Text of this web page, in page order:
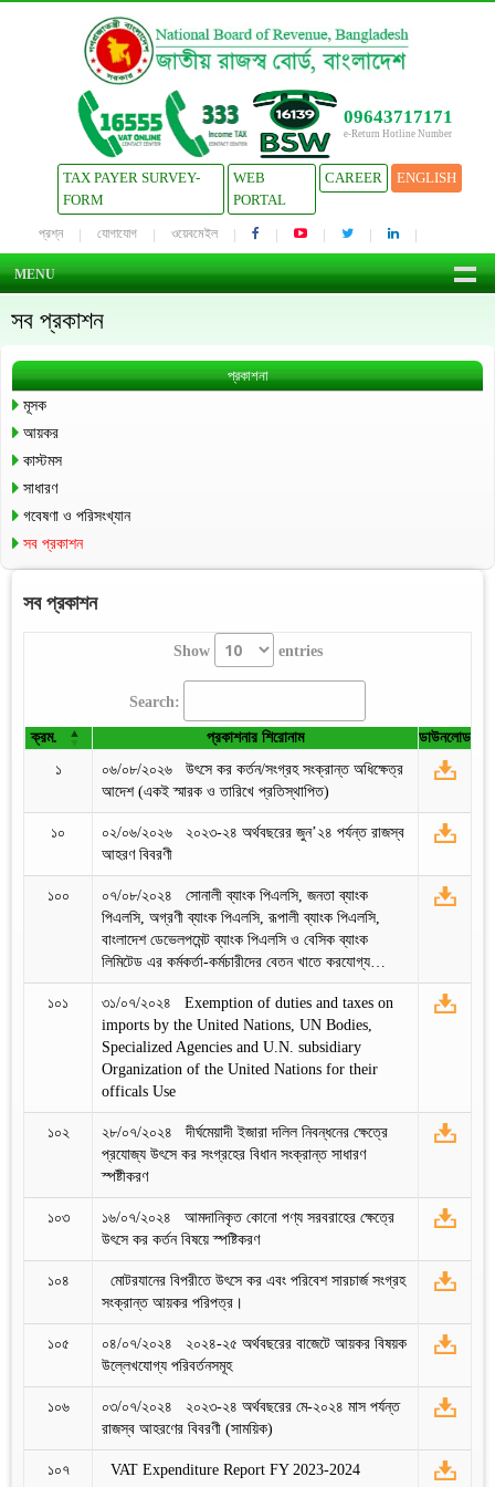
09643717171
e-Return Hotline Number
TAX PAYER SURVEY-
FORM
WEB
PORTAL
CAREER ENGLISH
প্রশ্ন যোগাযোগ ওয়েবমেইল
MENU
সব প্রকাশন
প্রকাশনা
মূসক
আয়কর
কাস্টমস
সাধারণ
গবেষণা ও পরিসংখ্যান
সব প্রকাশন
সব প্রকাশন
Show entries
Search:
ক্রম. প্রকাশনার শিরোনাম
ডাউনলোড
১
০৬/০৮/২০২৬ উৎসে কর কর্তন/সংগ্রহ সংক্রান্ত অধিক্ষেত্র
আদেশ (একই স্মারক ও তারিখে প্রতিস্থাপিত)
১০
০২/০৬/২০২৬ ২০২৩-২৪ অর্থবছরের জুন’২৪ পর্যন্ত রাজস্ব
আহরণ বিবরণী
১০০
০৭/০৮/২০২৪ সোনালী ব্যাংক পিএলসি, জনতা ব্যাংক
পিএলসি, অগ্রণী ব্যাংক পিএলসি, রূপালী ব্যাংক পিএলসি,
বাংলাদেশ ডেভেলপমেন্ট ব্যাংক পিএলসি ও বেসিক ব্যাংক
লিমিটেড এর কর্মকর্তা-কর্মচারীদের বেতন খাতে করযোগ্য…
১০১
৩১/০৭/২০২৪ Exemption of duties and taxes on
imports by the United Nations, UN Bodies,
Specialized Agencies and U.N. subsidiary
Organization of the United Nations for their
officals Use
১০২
২৮/০৭/২০২৪ দীর্ঘমেয়াদী ইজারা দলিল নিবন্ধনের ক্ষেত্রে
প্রযোজ্য উৎসে কর সংগ্রহের বিধান সংক্রান্ত সাধারণ
স্পষ্টীকরণ
১০৩
১৬/০৭/২০২৪ আমদানিকৃত কোনো পণ্য সরবরাহের ক্ষেত্রে
উৎসে কর কর্তন বিষয়ে স্পষ্টিকরণ
১০৪
মোটরযানের বিপরীতে উৎসে কর এবং পরিবেশ সারচার্জ সংগ্রহ
সংক্রান্ত আয়কর পরিপত্র।
১০৫
০৪/০৭/২০২৪ ২০২৪-২৫ অর্থবছরের বাজেটে আয়কর বিষয়ক
উল্লেখযোগ্য পরিবর্তনসমূহ
১০৬
০৩/০৭/২০২৪ ২০২৩-২৪ অর্থবছরের মে-২০২৪ মাস পর্যন্ত
রাজস্ব আহরণের বিবরণী (সাময়িক)
১০৭ VAT Expenditure Report FY 2023-2024